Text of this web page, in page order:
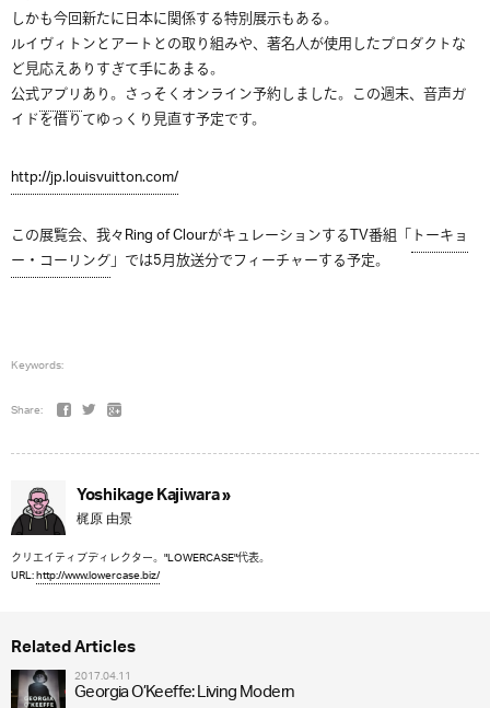
しかも今回新たに日本に関係する特別展示もある。
ルイヴィトンとアートとの取り組みや、著名人が使用したプロダクトな
ど見応えありすぎて手にあまる。
公式アプリあり。さっそくオンライン予約しました。この週末、音声ガ
イドを借りてゆっくり見直す予定です。
http://jp.louisvuitton.com/
この展覧会、我々Ring of ClourがキュレーションするTV番組「トーキョ
ー・コーリング」では5月放送分でフィーチャーする予定。
Keywords:
Share:
Yoshikage Kajiwara »
梶原 由景
クリエイティブディレクター。"LOWERCASE"代表。
URL:http://www.lowercase.biz/
Related Articles
2017.04.11
Georgia O’Keeffe: Living Modern